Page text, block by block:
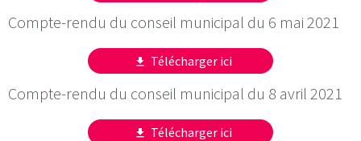
Compte-rendu du conseil municipal du 6 mai 2021
get_app Télécharger ici
Compte-rendu du conseil municipal du 8 avril 2021
get_app Télécharger ici